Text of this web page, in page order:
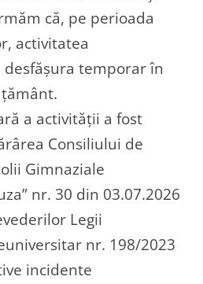
că, pe perioada
activitatea
desfășura temporar în
a activității a fost
Consiliului de
Gimnaziale
nr. 30 din 03.07.2026
Legii
nr. 198/2023
incidente